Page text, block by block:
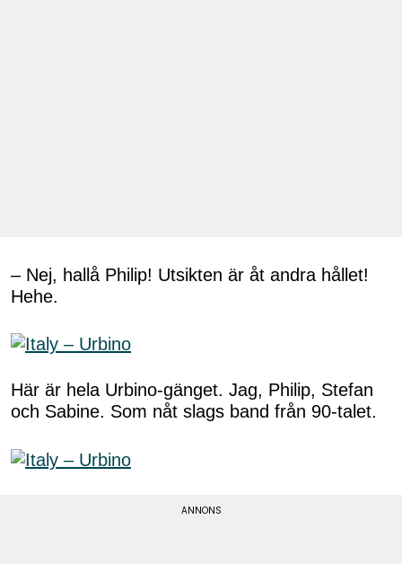
– Nej, hallå Philip! Utsikten är åt andra hållet!
Hehe.
Här är hela Urbino-gänget. Jag, Philip, Stefan
och Sabine. Som nåt slags band från 90-talet.